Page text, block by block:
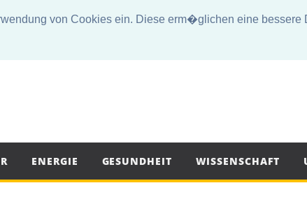
von Cookies ein. Diese erm�glichen eine bessere
ENERGIE GESUNDHEIT WISSENSCHAFT